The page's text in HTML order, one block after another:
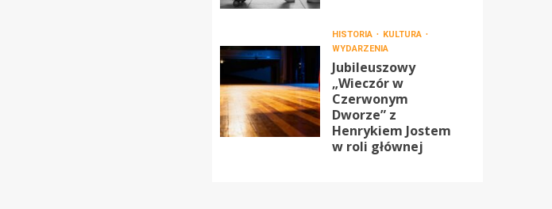
HISTORIA
KULTURA
WYDARZENIA
Jubileuszowy
„Wieczór w
Czerwonym
Dworze” z
Henrykiem Jostem
w roli głównej